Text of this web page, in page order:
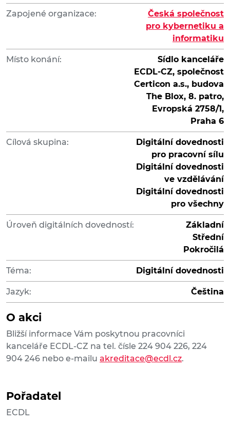
Zapojené organizace:
Česká společnost
pro kybernetiku a
informatiku
Místo konání:
Sídlo kanceláře
ECDL-CZ, společnost
Certicon a.s., budova
The Blox, 8. patro,
Evropská 2758/1,
Praha 6
Cílová skupina:
Digitální dovednosti
pro pracovní sílu
Digitální dovednosti
ve vzdělávání
Digitální dovednosti
pro všechny
Úroveň digitálních dovedností:
Základní
Střední
Pokročilá
Téma: Digitální dovednosti
Jazyk: Čeština
O akci
Bližší informace Vám poskytnou pracovníci
kanceláře ECDL-CZ na tel. čísle 224 904 226, 224
904 246 nebo e-mailu akreditace@ecdl.cz.
Pořadatel
ECDL